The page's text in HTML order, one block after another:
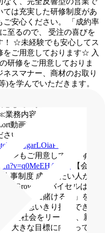
は充実した研修制度があ
安心ください。
「成約率
至るので、 受注の喜びを
☆未経験でも安心してス
をご用意しております☆ 入
研修をご用意しておりま
スマナー、商材のお取り
)を学んでいただきます。
スタートとなっておりま
してスタートできる研修
業務内容の紹介動画もぜひ
動画です！URLからぜひ
い
ンもご用意しています
【会
■人事制度 成長したい人が挑
Growth』
バイセルは
たの成長に賭ける）」をキ
る方が思いきり挑戦できる
循環型社会をリードし、新し
大きな目標に向かって、